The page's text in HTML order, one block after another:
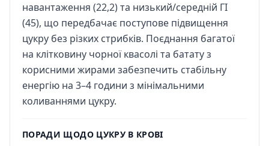
навантаження (22,2) та низький/середній ГІ
(45), що передбачає поступове підвищення
цукру без різких стрибків. Поєднання багатої
на клітковину чорної квасолі та батату з
корисними жирами забезпечить стабільну
енергію на 3–4 години з мінімальними
коливаннями цукру.
ПОРАДИ ЩОДО ЦУКРУ В КРОВІ